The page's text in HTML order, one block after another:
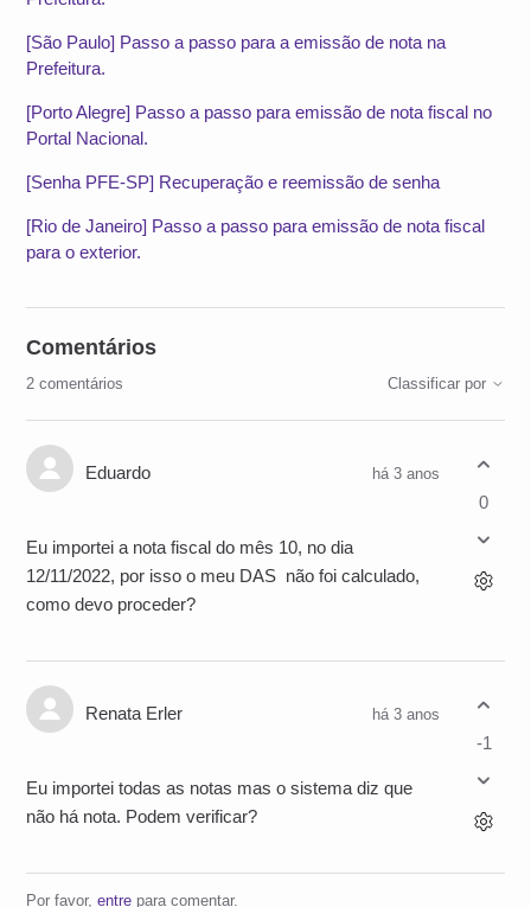
[São Paulo] Passo a passo para a emissão de nota na
Prefeitura.
[Porto Alegre] Passo a passo para emissão de nota fiscal no
Portal Nacional.
[Senha PFE-SP] Recuperação e reemissão de senha
[Rio de Janeiro] Passo a passo para emissão de nota fiscal
para o exterior.
Comentários
2 comentários Classificar por
Eduardo há 3 anos
Eu importei a nota fiscal do mês 10, no dia
12/11/2022, por isso o meu DAS não foi calculado,
como devo proceder?
0
Renata Erler há 3 anos
Eu importei todas as notas mas o sistema diz que
não há nota. Podem verificar?
-1
Por favor,entre para comentar.